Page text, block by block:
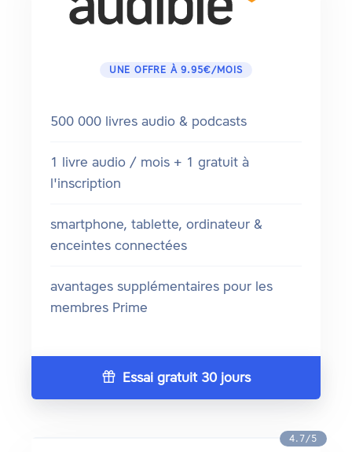
UNE OFFRE À 9.95€/MOIS
500 000 livres audio & podcasts
1 livre audio / mois + 1 gratuit à
l'inscription
smartphone, tablette, ordinateur &
enceintes connectées
avantages supplémentaires pour les
membres Prime
Essai gratuit 30 jours
4.7/5